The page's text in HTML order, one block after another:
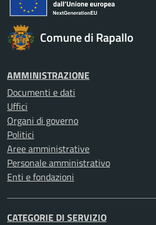
Comune di Rapallo
AMMINISTRAZIONE
Documenti e dati
Uffici
Organi di governo
Politici
Aree amministrative
Personale amministrativo
Enti e fondazioni
CATEGORIE DI SERVIZIO